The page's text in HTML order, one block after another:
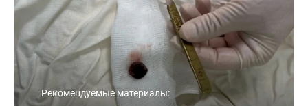
Рекомендуемые материалы: